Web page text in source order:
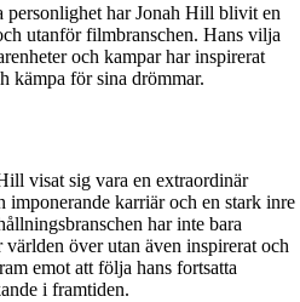
har Jonah Hill blivit en
utanför filmbranschen. Hans vilja
och kampar har inspirerat
kämpa för sina drömmar.
visat sig vara en extraordinär
imponerande karriär och en stark inre
har inte bara
över utan även inspirerat och
emot att följa hans fortsatta
i framtiden.